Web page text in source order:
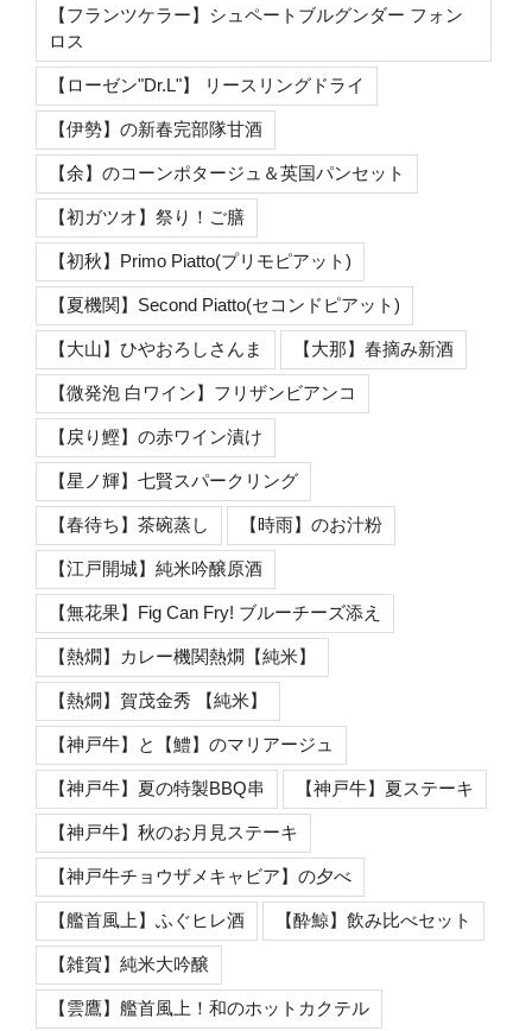
【フランツケラー】シュペートブルグンダー フォン
ロス
【ローゼン"Dr.L"】 リースリングドライ
【伊勢】の新春完部隊甘酒
【余】のコーンポタージュ＆英国パンセット
【初ガツオ】祭り！ご膳
【初秋】Primo Piatto(プリモピアット)
【夏機関】Second Piatto(セコンドピアット)
【大山】ひやおろしさんま 【大那】春摘み新酒
【微発泡 白ワイン】フリザンビアンコ
【戻り鰹】の赤ワイン漬け
【星ノ輝】七賢スパークリング
【春待ち】茶碗蒸し 【時雨】のお汁粉
【江戸開城】純米吟醸原酒
【無花果】Fig Can Fry! ブルーチーズ添え
【熱燗】カレー機関熱燗【純米】
【熱燗】賀茂金秀 【純米】
【神戸牛】と【鱧】のマリアージュ
【神戸牛】夏の特製BBQ串 【神戸牛】夏ステーキ
【神戸牛】秋のお月見ステーキ
【神戸牛チョウザメキャビア】の夕べ
【艦首風上】ふぐヒレ酒 【酔鯨】飲み比べセット
【雑賀】純米大吟醸
【雲鷹】艦首風上！和のホットカクテル